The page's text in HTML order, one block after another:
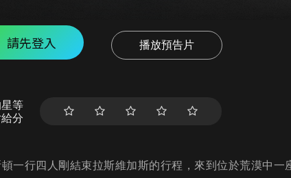
請先登入 播放預告片
等
分
頓一行四人剛結束拉斯維加斯的行程，來到位於荒漠中